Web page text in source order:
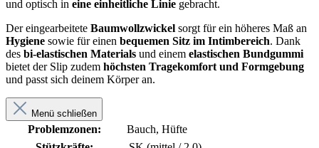
und optisch in eine einheitliche Linie gebracht.
Der eingearbeitete Baumwollzwickel sorgt für ein höheres Maß an
Hygiene sowie für einen bequemen Sitz im Intimbereich. Dank
des bi-elastischen Materials und einem elastischen Bundgummi
bietet der Slip zudem höchsten Tragekomfort und Formgebung
und passt sich deinem Körper an.
Menü schließen
Problemzonen:
Bauch, Hüfte